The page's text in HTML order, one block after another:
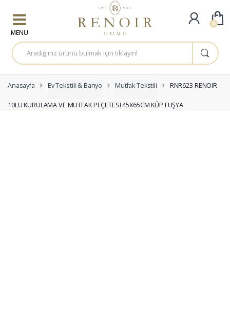
A
r
a
a
:
Anasayfa Ev Tekstili & Banyo Mutfak Tekstili RNR623 RENOIR
10LU KURULAMA VE MUTFAK PEÇETESI 45X65CM KÜP FUŞYA
0